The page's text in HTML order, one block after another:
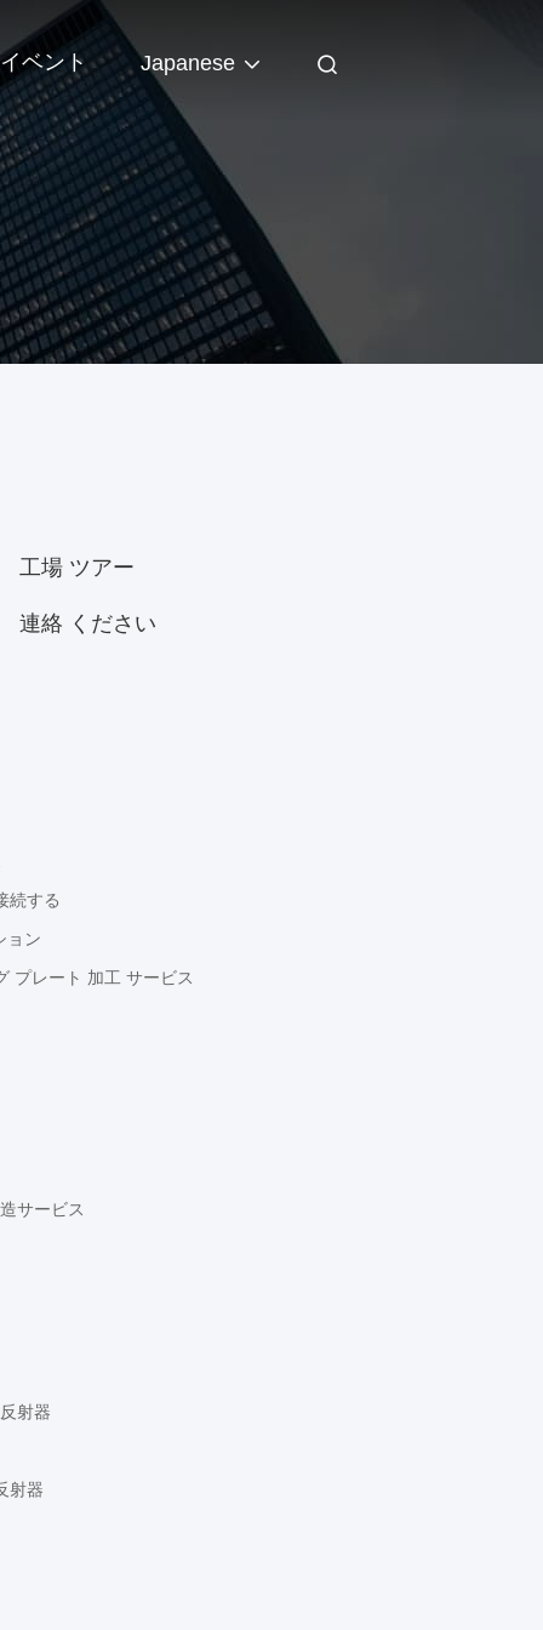
イベント Japanese
工場 ツアー
連絡 ください
続する
ョン
プレート 加工 サービス
サービス
射器
射器